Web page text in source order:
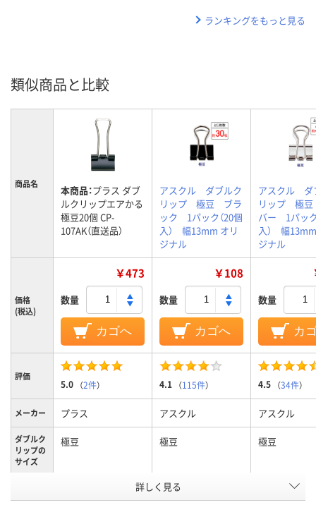
ランキングをもっと見る
類似商品と比較
商品名 本商品：プラス ダブ
ルクリップエアかる
極豆20個 CP-
107AK（直送品）
アスクル ダブルク
リップ 極豆 ブラ
ック 1パック（20個
入） 幅13mm オリ
ジナル
アスクル ダ
リップ 極
バー 1パック
入） 幅
ジナル
価格
(税込)
￥473
数量
カゴへ
￥108
数量
カゴへ
数量
カ
評価
5.0 （2件） 4.1 （115件） 4.5 （34件）
メーカー プラス アスクル アスクル
ダブルク
リップの
サイズ
極豆 極豆 極豆
極豆
詳しく見る